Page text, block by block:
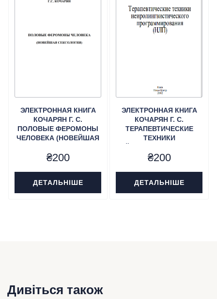
ЭЛЕКТРОННАЯ КНИГА
КОЧАРЯН Г. С.
ПОЛОВЫЕ ФЕРОМОНЫ
ЧЕЛОВЕКА (НОВЕЙШАЯ
₴200
ДЕТАЛЬНІШЕ
ЭЛЕКТРОННАЯ КНИГА
КОЧАРЯН Г. С.
ТЕРАПЕВТИЧЕСКИЕ
ТЕХНИКИ
ПРОГРАММИРОВАНИЯ
₴200
ДЕТАЛЬНІШЕ
Дивіться також